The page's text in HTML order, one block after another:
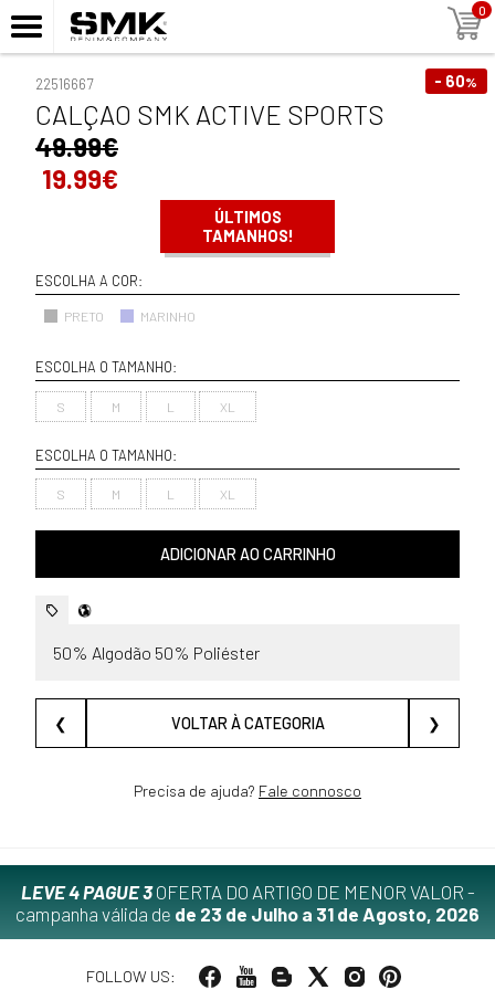
0
- 60%
22516667
CALÇAO SMK ACTIVE SPORTS
49.99€
19.99€
ÚLTIMOS
TAMANHOS!
ESCOLHA A COR:
PRETO MARINHO
ESCOLHA O TAMANHO:
S M L XL
ESCOLHA O TAMANHO:
S M L XL
ADICIONAR AO CARRINHO
50% Algodão 50% Poliéster
❮ VOLTAR À CATEGORIA ❯
Precisa de ajuda? Fale connosco
LEVE 4 PAGUE 3OFERTA DO ARTIGO DE MENOR VALOR -
campanha válida de de 23 de Julho a 31 de Agosto, 2026
FOLLOW US: